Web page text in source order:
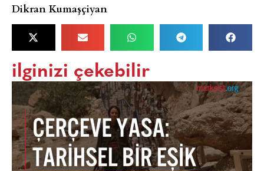
Dikran Kumaşçiyan
ilginizi çekebilir